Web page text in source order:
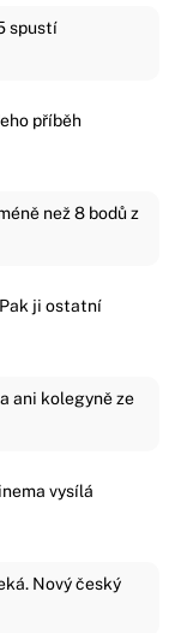
spustí
příběh
než 8 bodů z
ji ostatní
ani kolegyně ze
vysílá
Nový český